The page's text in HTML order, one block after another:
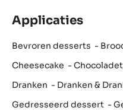
Applicaties
Bevroren desserts
Cheesecake
Dranken
Dranken &
Gedresseerd dessert